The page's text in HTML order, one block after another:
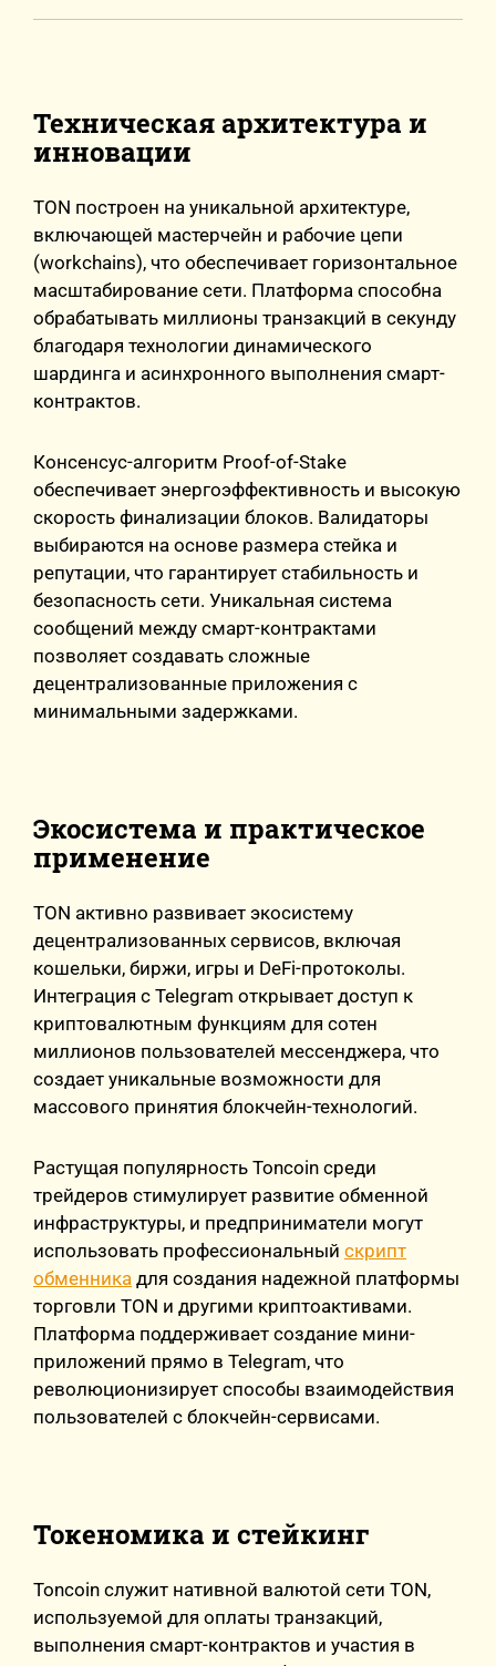
Техническая архитектура и
инновации
TON построен на уникальной архитектуре,
включающей мастерчейн и рабочие цепи
(workchains), что обеспечивает горизонтальное
масштабирование сети. Платформа способна
обрабатывать миллионы транзакций в секунду
благодаря технологии динамического
шардинга и асинхронного выполнения смарт-
контрактов.
Консенсус-алгоритм Proof-of-Stake
обеспечивает энергоэффективность и высокую
скорость финализации блоков. Валидаторы
выбираются на основе размера стейка и
репутации, что гарантирует стабильность и
безопасность сети. Уникальная система
сообщений между смарт-контрактами
позволяет создавать сложные
децентрализованные приложения с
минимальными задержками.
Экосистема и практическое
применение
TON активно развивает экосистему
децентрализованных сервисов, включая
кошельки, биржи, игры и DeFi-протоколы.
Интеграция с Telegram открывает доступ к
криптовалютным функциям для сотен
миллионов пользователей мессенджера, что
создает уникальные возможности для
массового принятия блокчейн-технологий.
Растущая популярность Toncoin среди
трейдеров стимулирует развитие обменной
инфраструктуры, и предприниматели могут
использовать профессиональный скрипт
обменника для создания надежной платформы
торговли TON и другими криптоактивами.
Платформа поддерживает создание мини-
приложений прямо в Telegram, что
революционизирует способы взаимодействия
пользователей с блокчейн-сервисами.
Токеномика и стейкинг
Toncoin служит нативной валютой сети TON,
используемой для оплаты транзакций,
выполнения смарт-контрактов и участия в